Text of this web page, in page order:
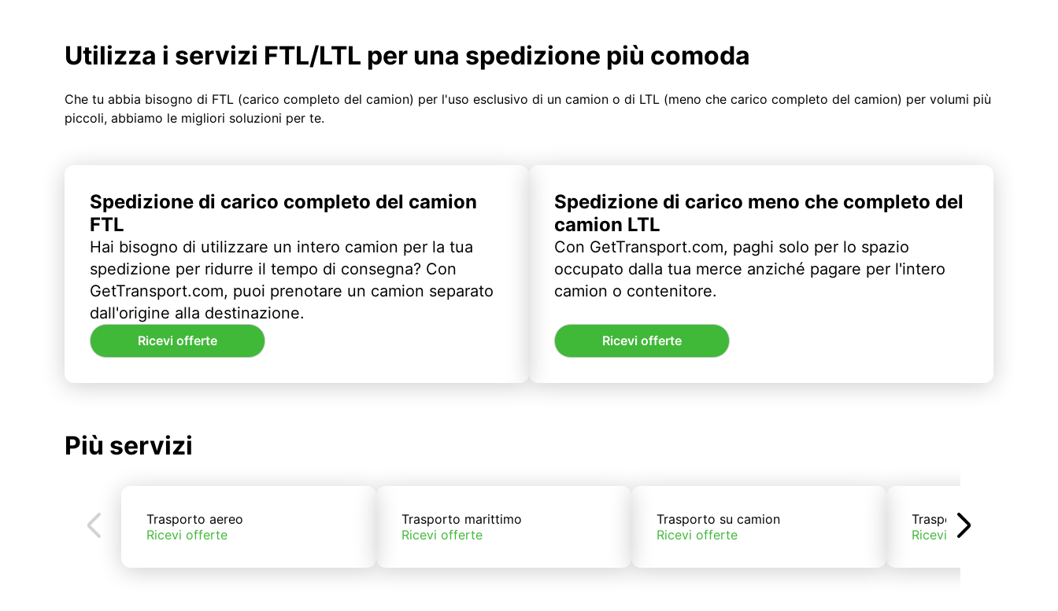
Utilizza i servizi FTL/LTL per una spedizione più comoda
Che tu abbia bisogno di FTL (carico completo del camion) per l'uso esclusivo di un camion o di LTL (meno che carico completo del camion) per volumi più
piccoli, abbiamo le migliori soluzioni per te.
Spedizione di carico completo del camion
FTL
Hai bisogno di utilizzare un intero camion per la tua
spedizione per ridurre il tempo di consegna? Con
GetTransport.com, puoi prenotare un camion separato
dall'origine alla destinazione.
Ricevi offerte
Spedizione di carico meno che completo del
camion LTL
Con GetTransport.com, paghi solo per lo spazio
occupato dalla tua merce anziché pagare per l'intero
camion o contenitore.
Ricevi offerte
Più servizi
Trasporto aereo
Ricevi offerte
Trasporto marittimo
Ricevi offerte
Trasporto su camion
Ricevi offerte
Trasporto su treno
Ricevi offerte